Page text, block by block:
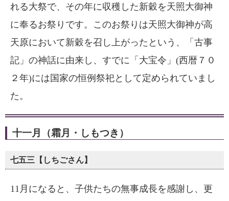
れる大祭で、その年に収穫した新穀を天照大御神
に奉るお祭りです。このお祭りは天照大御神が高
天原において新穀を召し上がったという、「古事
記」の神話に由来し、すでに「大宝令」(西暦７０
２年)には国家の恒例祭祀として定められていまし
た。
十一月（霜月・しもつき）
七五三【しちごさん】
11月になると、子供たちの無事成長を感謝し、更